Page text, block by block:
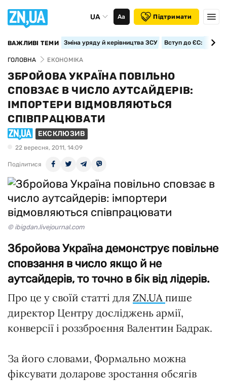
UA Аа Підтримати
ВАЖЛИВІ ТЕМИ Зміна уряду й керівництва ЗСУ Вступ до ЄС:
ГОЛОВНА ЕКОНОМІКА
ЗБРОЙОВА УКРАЇНА ПОВІЛЬНО
СПОВЗАЄ В ЧИСЛО АУТСАЙДЕРІВ:
ІМПОРТЕРИ ВІДМОВЛЯЮТЬСЯ
СПІВПРАЦЮВАТИ
ЕКСКЛЮЗИВ
22 вересня, 2011, 14:09
Поділитися
© ibigdan.livejournal.com
Збройова Україна демонструє повільне
сповзання в число якщо й не
аутсайдерів, то точно в бік від лідерів.
Про це у своїй статті для ZN.UA пише
директор Центру досліджень армії,
конверсії і роззброєння Валентин Бадрак.
За його словами, Фор­мально можна
фіксувати доларове зростання обсягів